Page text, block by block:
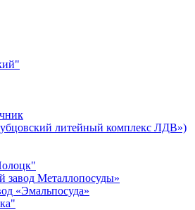
литейный комплекс ЛДВ»)
Металлопосуды»
«Эмальпосуда»